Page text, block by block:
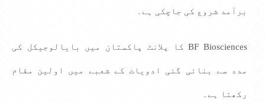
برآمد شروع کی جاچکی ہے۔
BF Biosciences کا پلانٹ پاکستان میں بایالوجیکل کی
مدد سے بنائی گئی ادویات کے شعبے میں اولین مقام
رکھتا ہے۔